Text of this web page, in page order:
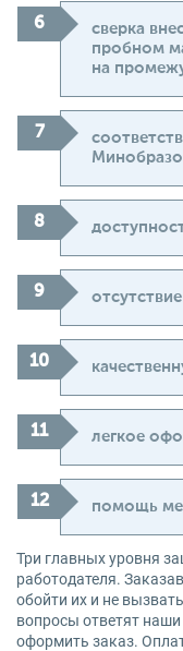
сверка
пробном
на
легкое
помощь
Три главных уровня
работодателя.
обойти их и не
вопросы ответят
оформить заказ.